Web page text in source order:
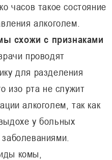
часов такое состояние
алкоголем.
схожи с признаками
проводят
для разделения
изо рта не служит
алкоголем, так как
у больных
комы,